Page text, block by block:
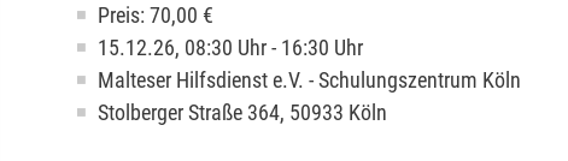
Preis: 70,00 €
15.12.26, 08:30 Uhr - 16:30 Uhr
Malteser Hilfsdienst e.V. - Schulungszentrum Köln
Stolberger Straße 364, 50933 Köln